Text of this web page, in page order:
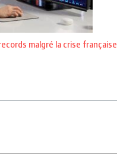
malgré la crise française